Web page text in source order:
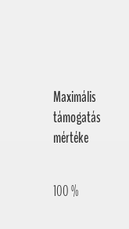
Maximális
támogatás
mértéke
100 %